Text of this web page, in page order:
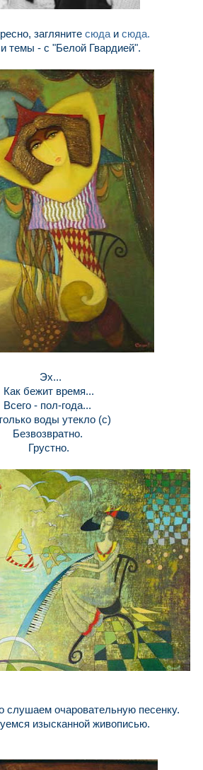
загляните сюда и сюда.
темы - с "Белой Гвардией".
Эх...
Как бежит время...
Всего - пол-года...
воды утекло (с)
Безвозвратно.
Грустно.
слушаем очаровательную песенку.
изысканной живописью.